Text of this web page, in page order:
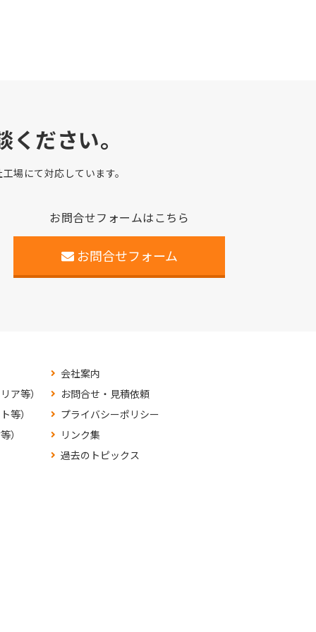
ださい。
場にて対応しています。
お問合せフォームはこちら
お問合せフォーム
ア等）
等）
）
会社案内
お問合せ・見積依頼
プライバシーポリシー
リンク集
過去のトピックス